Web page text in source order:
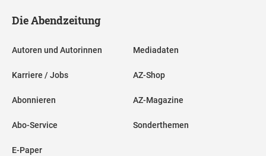
Die Abendzeitung
Autoren und Autorinnen
Karriere / Jobs
Abonnieren
Abo-Service
E-Paper
Mediadaten
AZ-Shop
AZ-Magazine
Sonderthemen